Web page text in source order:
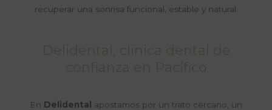
recuperar una sonrisa funcional, estable y natural.
En Delidental
apostamos por un trato cercano, un